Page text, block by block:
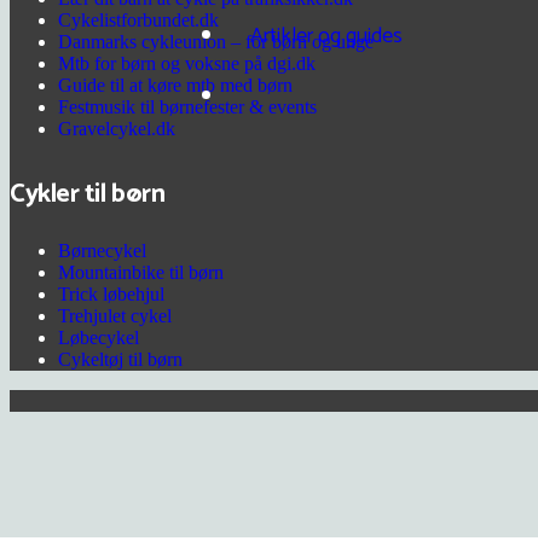
Artikler og guides
Cykelistforbundet.dk
Danmarks cykleunion – for børn og unge
Mtb for børn og voksne på dgi.dk
Guide til at køre mtb med børn
Festmusik til børnefester & events
Gravelcykel.dk
Cykler til børn
Børnecykel
Mountainbike til børn
Trick løbehjul
Trehjulet cykel
Løbecykel
Cykeltøj til børn